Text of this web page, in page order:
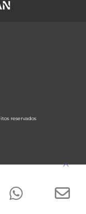
reservados
keyboard_arrow_up